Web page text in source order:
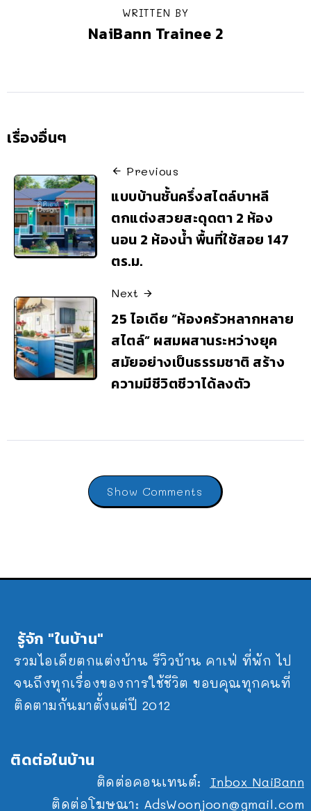
WRITTEN BY
NaiBann Trainee 2
เรื่องอื่นๆ
Previous
แบบบ้านชั้นครึ่งสไตล์บาหลี
ตกแต่งสวยสะดุดตา 2 ห้อง
นอน 2 ห้องน้ำ พื้นที่ใช้สอย 147
ตร.ม.
Next
25 ไอเดีย “ห้องครัวหลากหลาย
สไตล์” ผสมผสานระหว่างยุค
สมัยอย่างเป็นธรรมชาติ สร้าง
ความมีชีวิตชีวาได้ลงตัว
Show Comments
รู้จัก "ในบ้าน"
รวมไอเดียตกแต่งบ้าน รีวิวบ้าน คาเฟ่ ที่พัก ไป
จนถึงทุกเรื่องของการใช้ชีวิต ขอบคุณทุกคนที่
ติดตามกันมาตั้งแต่ปี 2012
ติดต่อในบ้าน
ติดต่อคอนเทนต์: Inbox NaiBann
ติดต่อโฆษณา: AdsWoonjoon@gmail.com